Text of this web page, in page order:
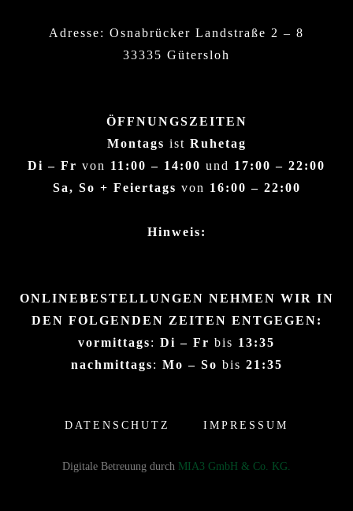
Adresse: Osnabrücker Landstraße 2 – 8
33335 Gütersloh
ÖFFNUNGSZEITEN
Montags ist Ruhetag
Di – Fr von 11:00 – 14:00 und 17:00 – 22:00
Sa, So + Feiertags von 16:00 – 22:00
Hinweis:
ONLINEBESTELLUNGEN NEHMEN WIR IN
DEN FOLGENDEN ZEITEN ENTGEGEN:
vormittags: Di – Fr bis 13:35
nachmittags: Mo – So bis 21:35
DATENSCHUTZ IMPRESSUM
Digitale Betreuung durch MIA3 GmbH & Co. KG.